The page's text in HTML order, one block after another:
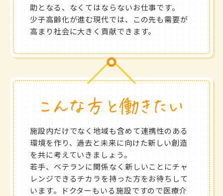
助となる、なくてはならないお仕事です。
少子高齢化が進む現代では、この先も需要が
高まり社会に大きく貢献できます。
施設内だけでなく地域も含めて連携性のある
環境を作り、過去と未来に向けた新しい創造
を共に考えていきましょう。
若手、ベテランに関係なく新しいことにチャ
レンジできるチカラを持った方をお待ちして
います。ドクターもいる施設ですので医療介